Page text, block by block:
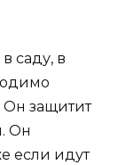
саду, в
Он защитит
Он
если идут